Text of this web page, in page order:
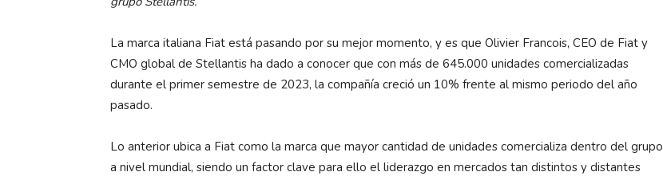
La marca italiana Fiat está pasando por su mejor momento, y es que Olivier Francois, CEO de Fiat y
CMO global de Stellantis ha dado a conocer que con más de 645.000 unidades comercializadas
durante el primer semestre de 2023, la compañía creció un 10% frente al mismo periodo del año
pasado.
Lo anterior ubica a Fiat como la marca que mayor cantidad de unidades comercializa dentro del grupo
a nivel mundial, siendo un factor clave para ello el liderazgo en mercados tan distintos y distantes